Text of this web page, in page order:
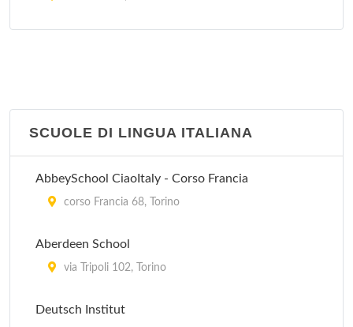
piazza Carlo Felice 15, Torino
SCUOLE DI LINGUA ITALIANA
AbbeySchool CiaoItaly - Corso Francia
corso Francia 68, Torino
Aberdeen School
via Tripoli 102, Torino
Deutsch Institut